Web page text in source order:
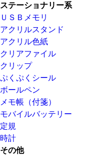
ステーショナリー系
ＵＳＢメモリ
アクリルスタンド
アクリル色紙
クリアファイル
クリップ
ぷくぷくシール
ボールペン
メモ帳（付箋）
モバイルバッテリー
定規
時計
その他